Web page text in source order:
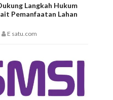
Langkah Hukum
Pemanfaatan Lahan
E satu.com